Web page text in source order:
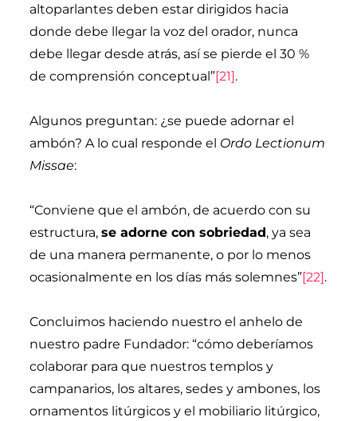
altoparlantes deben estar dirigidos hacia
donde debe llegar la voz del orador, nunca
debe llegar desde atrás, así se pierde el 30 %
de comprensión conceptual”[21].
Algunos preguntan: ¿se puede adornar el
ambón? A lo cual responde el Ordo Lectionum
Missae:
“Conviene que el ambón, de acuerdo con su
estructura,se adorne con sobriedad, ya sea
de una manera permanente, o por lo menos
ocasionalmente en los días más solemnes”[22].
Concluimos haciendo nuestro el anhelo de
nuestro padre Fundador: “cómo deberíamos
colaborar para que nuestros templos y
campanarios, los altares, sedes y ambones, los
ornamentos litúrgicos y el mobiliario litúrgico,